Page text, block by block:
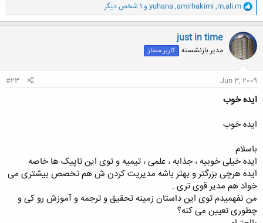
و
ا
ک
ن
ش
ه
ا
m.ali.m
,
amirhakimi
,
yuhana و 1 شخص دیگر
just in time
مدیر بازنشسته کاربر ممتاز
Jun 3, 2009
#23
ایده خوب
ایده خوب
باسلام
ایده خیلی خوبیه ، جذابه ، علمی ، تیمیه و توی این تاپیک ها خاصه
ایده هرچی بزرگتر و بهتر باشه مدیریت کردن ش هم تخصص بیشتری می
خواد هم مدیر قوی تری .
من نفهمیدم توی این داستان زمینه تحقیق و ترجمه و آموزش رو کی و
چطوری تعیین می کنه؟